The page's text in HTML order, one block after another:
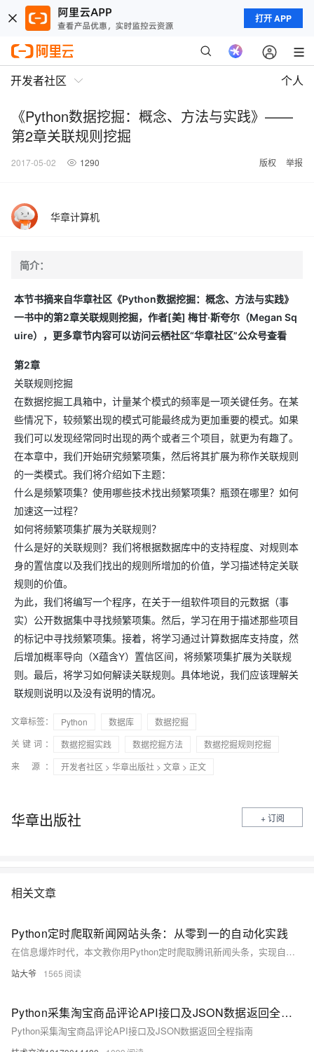
打开 APP
开发者社区 个人
《Python数据挖掘：概念、方法与实践》——
第2章关联规则挖掘
2017-05-02 1290 版权 举报
华章计算机
简介：
本节书摘来自华章社区《Python数据挖掘：概念、方法与实践》
一书中的第2章关联规则挖掘，作者[美] 梅甘·斯夸尔（Megan Sq
uire），更多章节内容可以访问云栖社区“华章社区”公众号查看
第2章
关联规则挖掘
在数据挖掘工具箱中，计量某个模式的频率是一项关键任务。在某
些情况下，较频繁出现的模式可能最终成为更加重要的模式。如果
我们可以发现经常同时出现的两个或者三个项目，就更为有趣了。
在本章中，我们开始研究频繁项集，然后将其扩展为称作关联规则
的一类模式。我们将介绍如下主题：
什么是频繁项集？使用哪些技术找出频繁项集？瓶颈在哪里？如何
加速这一过程？
如何将频繁项集扩展为关联规则？
什么是好的关联规则？我们将根据数据库中的支持程度、对规则本
身的置信度以及我们找出的规则所增加的价值，学习描述特定关联
规则的价值。
为此，我们将编写一个程序，在关于一组软件项目的元数据（事
实）公开数据集中寻找频繁项集。然后，学习在用于描述那些项目
的标记中寻找频繁项集。接着，将学习通过计算数据库支持度，然
后增加概率导向（X蕴含Y）置信区间，将频繁项集扩展为关联规
则。最后，将学习如何解读关联规则。具体地说，我们应该理解关
联规则说明以及没有说明的情况。
文章标签： Python 数据库
数据挖掘
关键词：
数据挖掘实践 数据挖掘方法
数据挖掘规则挖掘
来 源：
开发者社区 > 华章出版社 > 文章 > 正文
华章出版社 + 订阅
相关文章
Python定时爬取新闻网站头条：从零到一的自动化实践
在信息爆炸时代，本文教你用Python定时爬取腾讯新闻头条，实现自动化监控。涵盖请求、解析、存储、去重、代理及异常通知，助你构建高效新闻采集系统，适用于金融、电商、媒体等场景。（238字）
站大爷 1565
Python采集淘宝商品评论API接口及JSON数据返回全程指南
Python采集淘宝商品评论API接口及JSON数据返回全程指南